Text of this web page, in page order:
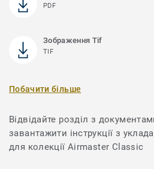
PDF
Зображення Tif
TIF
Побачити більше
Відвідайте розділ з
завантажити інструкції з
для колекції Airmaster Classic